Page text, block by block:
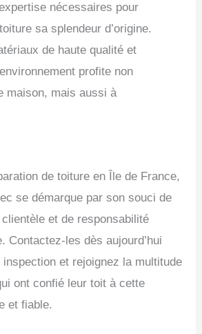
nécessaires pour
sa splendeur d’origine.
de haute qualité et
profite non
maison, mais aussi à
de toiture en Île de France,
se démarque par son souci de
et de responsabilité
Contactez-les dès aujourd’hui
inspection et rejoignez la multitude
ont confié leur toit à cette
et fiable.